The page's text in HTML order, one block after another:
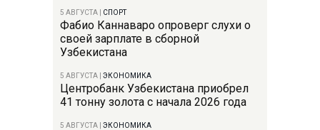
5 АВГУСТА СПОРТ
Фабио Каннаваро опроверг слухи о
своей зарплате в сборной
Узбекистана
5 АВГУСТА ЭКОНОМИКА
Центробанк Узбекистана приобрел
41 тонну золота с начала 2026 года
5 АВГУСТА ЭКОНОМИКА